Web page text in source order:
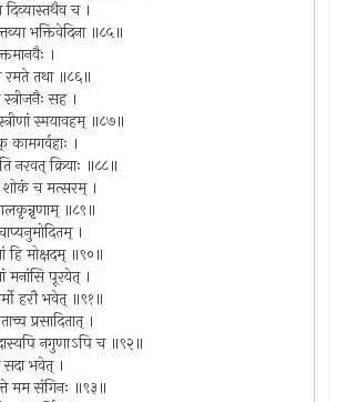
दिव्यास्तथैव च ।
भक्तिवेदिना ॥८५॥
।
रमते तथा ॥८६॥
सह ।
स्मयावहम् ॥८७॥
।
नरवत् क्रियाः ॥८८॥
शोकं च मत्सरम् ।
॥८९॥
।
हि मोक्षदम् ॥९०॥
मनांसि पूरयेत् ।
हरौ भवेत् ॥९१॥
प्रसादितात् ।
नगुणाऽपि च ॥९२॥
सदा भवेत् ।
मम संगिनः ॥९३॥